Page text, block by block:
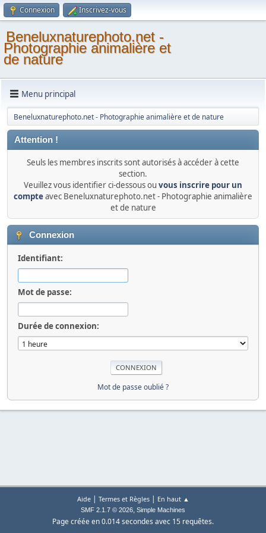
Connexion Inscrivez-vous
Beneluxnaturephoto.net -
Photographie animalière et
de nature
Menu principal
Beneluxnaturephoto.net - Photographie animalière et de nature
Attention !
Seuls les membres inscrits sont autorisés à accéder à cette
section.
Veuillez vous identifier ci-dessous ou vous inscrire pour un
compteavec Beneluxnaturephoto.net - Photographie animalière
et de nature
Connexion
Identifiant:
Mot de passe:
Durée de connexion:
Mot de passe oublié ?
Aide| Termes et Règles| En haut ▲
SMF 2.1.7 © 2026, Simple Machines
Page créée en 0.014 secondes avec 15 requêtes.